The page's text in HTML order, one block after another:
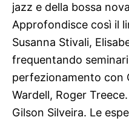
jazz e della bossa
Approfondisce così il
Susanna Stivali,
frequentando
perfezionamento con
Wardell, Roger
Gilson Silveira. Le